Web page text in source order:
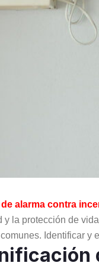
alarma contra
y la protección de
Identificar y